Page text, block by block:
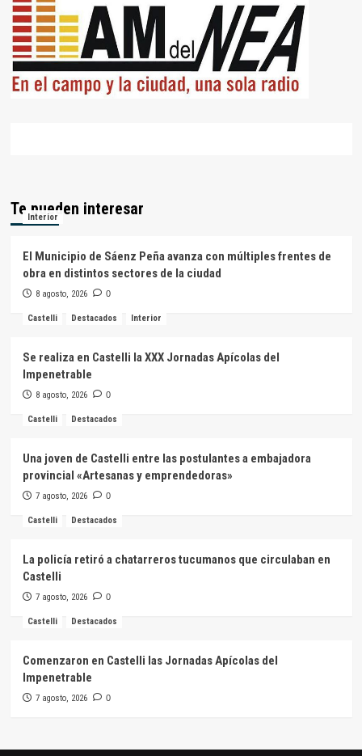
Te pueden interesar
Interior
El Municipio de Sáenz Peña avanza con múltiples frentes de
obra en distintos sectores de la ciudad
8 agosto, 2026 0
Castelli Destacados Interior
Se realiza en Castelli la XXX Jornadas Apícolas del
Impenetrable
8 agosto, 2026 0
Castelli Destacados
Una joven de Castelli entre las postulantes a embajadora
provincial «Artesanas y emprendedoras»
7 agosto, 2026 0
Castelli Destacados
La policía retiró a chatarreros tucumanos que circulaban en
Castelli
7 agosto, 2026 0
Castelli Destacados
Comenzaron en Castelli las Jornadas Apícolas del
Impenetrable
7 agosto, 2026 0